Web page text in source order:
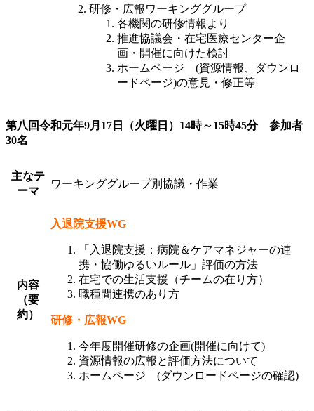
研修・広報ワーキンググループ
各機関の研修情報より
推進協議会・在宅医療センター企
画・開催に向けた検討
ホームページ (資源情報、ダウンロ
ードページ)の意見・修正等
第八回令和元年9月17日（火曜日）14時～15時45分 参加者
30名
主なテ
ーマ
ワーキンググループ別協議・作業
内容
（要
約）
入退院支援WG
「入退院支援：病院＆ケアマネジャーの連
携・協働ゆるいルール」評価の方法
在宅での生活支援（チームの在り方）
職種間連携のあり方
研修・広報WG
今年度開催研修の企画(開催に向けて)
資源情報の広報と評価方法について
ホームページ (ダウンロードページの確認)